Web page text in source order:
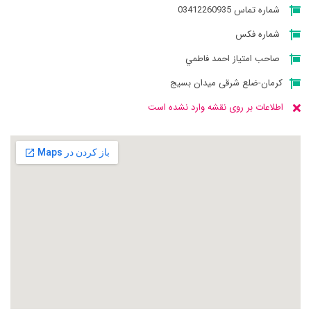
شماره تماس 03412260935
شماره فکس
صاحب امتیاز احمد فاطمي
کرمان-ضلع شرقی میدان بسیج
اطلاعات بر روی نقشه وارد نشده است